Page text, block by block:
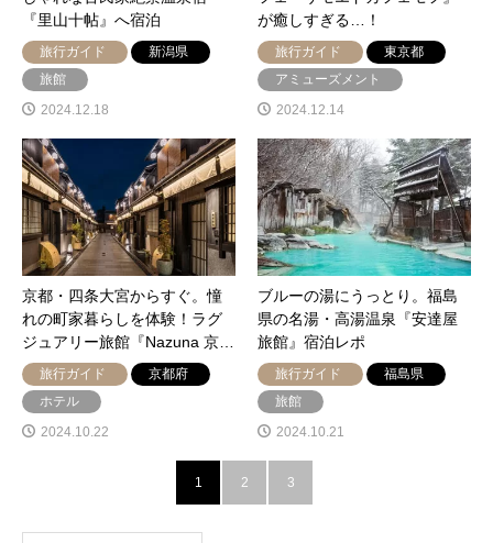
『里山十帖』へ宿泊
旅行ガイド
新潟県
旅館
2024.12.18
が癒しすぎる…！
旅行ガイド
東京都
アミューズメント
2024.12.14
京都・四条大宮からすぐ。憧
れの町家暮らしを体験！ラグ
ジュアリー旅館『Nazuna 京…
旅行ガイド
京都府
ホテル
2024.10.22
ブルーの湯にうっとり。福島
県の名湯・高湯温泉『安達屋
旅館』宿泊レポ
旅行ガイド
福島県
旅館
2024.10.21
1 2 3